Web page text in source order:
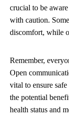
crucial to be
with caution.
discomfort, while
Remember,
Open
vital to ensure
the potential
health status and